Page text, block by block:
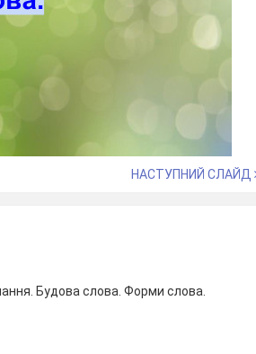
НАСТУПНИЙ СЛАЙД
Будова слова. Форми слова.